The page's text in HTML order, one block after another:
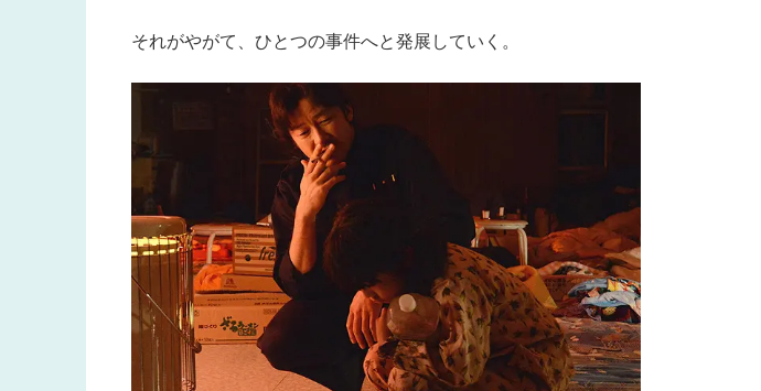
それがやがて、ひとつの事件へと発展していく。